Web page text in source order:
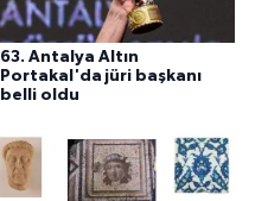
63. Antalya Altın
Portakal'da jüri başkanı
belli oldu